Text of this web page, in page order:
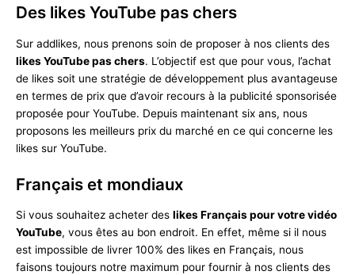
Des likes YouTube pas chers
Sur addlikes, nous prenons soin de proposer à nos clients des
likes YouTube pas chers. L’objectif est que pour vous, l’achat
de likes soit une stratégie de développement plus avantageuse
en termes de prix que d’avoir recours à la publicité sponsorisée
proposée pour YouTube. Depuis maintenant six ans, nous
proposons les meilleurs prix du marché en ce qui concerne les
likes sur YouTube.
Français et mondiaux
Si vous souhaitez acheter des likes Français pour votre vidéo
YouTube, vous êtes au bon endroit. En effet, même si il nous
est impossible de livrer 100% des likes en Français, nous
faisons toujours notre maximum pour fournir à nos clients des